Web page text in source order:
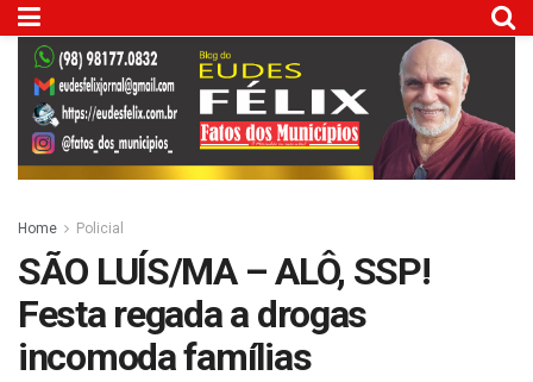
Home Policial
SÃO LUÍS/MA – ALÔ, SSP!
Festa regada a drogas
incomoda famílias